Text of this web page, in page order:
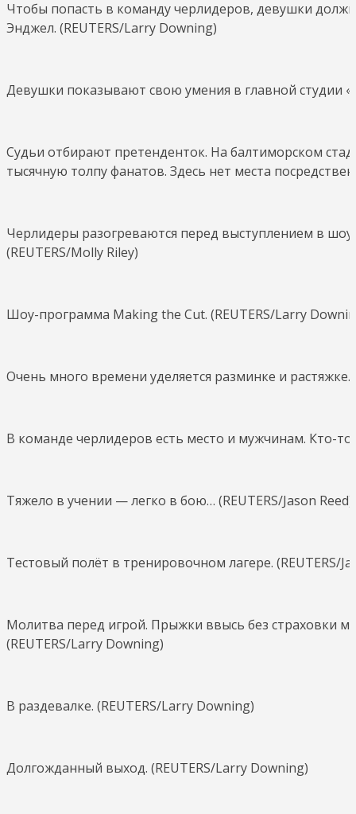
Чтобы попасть в команду черлидеров, девушки
Энджел. (REUTERS/Larry Downing)
Девушки показывают свою умения в главной студии
Судьи отбирают претенденток. На балтиморском
тысячную толпу фанатов. Здесь нет места
Черлидеры разогреваются перед выступлением в
(REUTERS/Molly Riley)
Шоу-программа Making the Cut. (REUTERS/Larry
Очень много времени уделяется разминке и растяжке.
В команде черлидеров есть место и мужчинам. Кто-
Тяжело в учении — легко в бою… (REUTERS/Jason Reed)
Тестовый полёт в тренировочном лагере. (REUTERS/
Молитва перед игрой. Прыжки ввысь без страховки
(REUTERS/Larry Downing)
В раздевалке. (REUTERS/Larry Downing)
Долгожданный выход. (REUTERS/Larry Downing)